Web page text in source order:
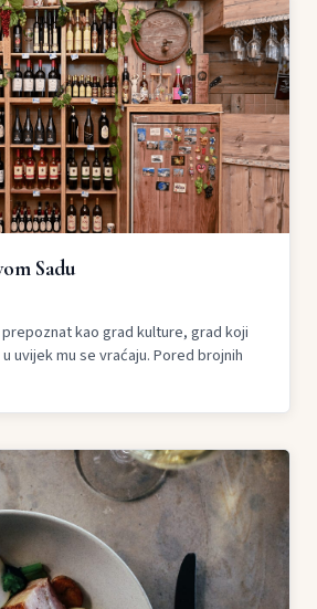
Sadu
kao grad kulture, grad koji
uvijek mu se vraćaju. Pored brojnih